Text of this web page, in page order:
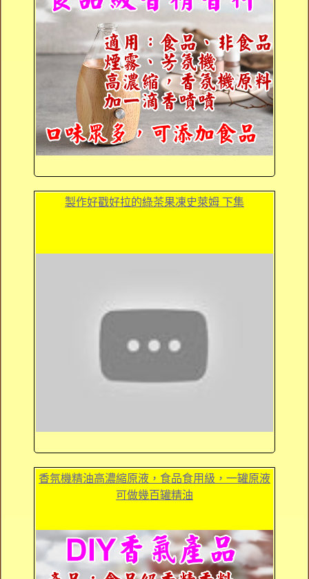
製作好戳好拉的綠茶果凍史萊姆 下集
香氛機精油高濃縮原液，食品食用級，一罐原液
可做幾百罐精油